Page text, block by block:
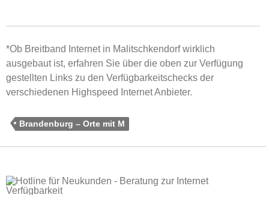
*Ob Breitband Internet in Malitschkendorf wirklich
ausgebaut ist, erfahren Sie über die oben zur Verfügung
gestellten Links zu den Verfügbarkeitschecks der
verschiedenen Highspeed Internet Anbieter.
Brandenburg – Orte mit M